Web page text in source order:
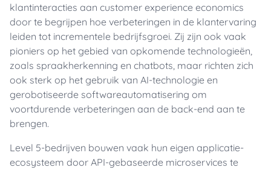
klantinteracties aan customer experience economics
door te begrijpen hoe verbeteringen in de klantervaring
leiden tot incrementele bedrijfsgroei. Zij zijn ook vaak
pioniers op het gebied van opkomende technologieën,
zoals spraakherkenning en chatbots, maar richten zich
ook sterk op het gebruik van AI-technologie en
gerobotiseerde softwareautomatisering om
voortdurende verbeteringen aan de back-end aan te
brengen.
Level 5-bedrijven bouwen vaak hun eigen applicatie-
ecosysteem door API-gebaseerde microservices te